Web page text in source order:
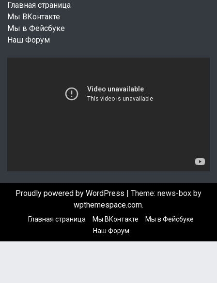
Главная страница
Мы ВКонтакте
Мы в Фейсбуке
Наш Форум
Proudly powered by WordPress
Theme: news-box by
wpthemespace.com.
Главная страница Мы ВКонтакте
Мы в Фейсбуке
Наш Форум